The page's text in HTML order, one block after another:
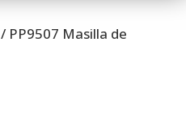
/ PP9507 Masilla de